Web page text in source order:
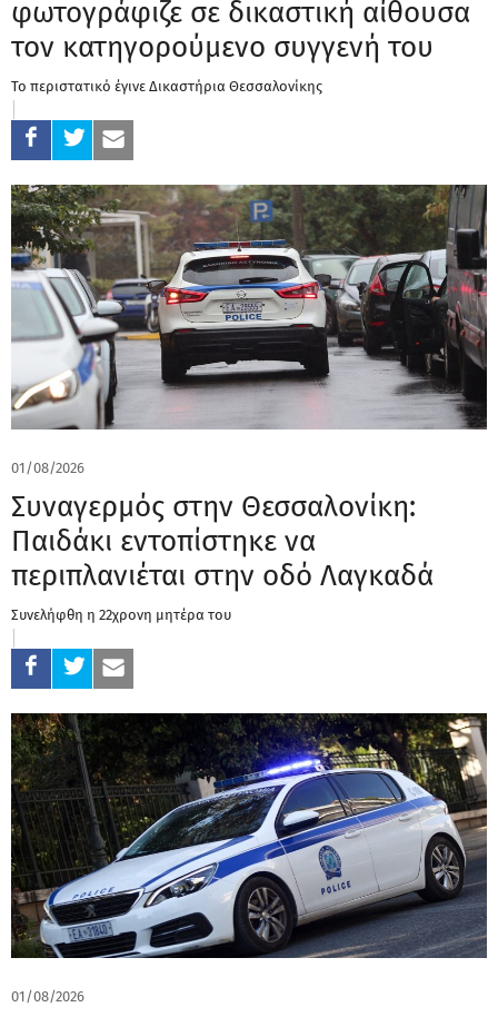
φωτογράφιζε σε δικαστική αίθουσα
τον κατηγορούμενο συγγενή του
Το περιστατικό έγινε Δικαστήρια Θεσσαλονίκης
01/08/2026
Συναγερμός στην Θεσσαλονίκη:
Παιδάκι εντοπίστηκε να
περιπλανιέται στην οδό Λαγκαδά
Συνελήφθη η 22χρονη μητέρα του
01/08/2026